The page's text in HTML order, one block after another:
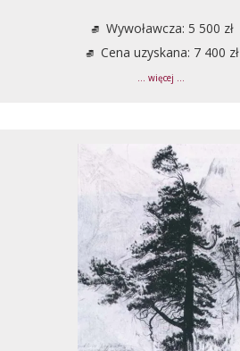
Wywoławcza: 5 500 zł
Cena uzyskana: 7 400 zł
... więcej ...